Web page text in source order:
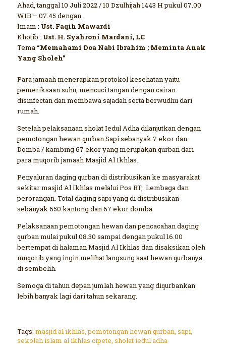
Ahad, tanggal 10 Juli 2022 / 10 Dzulhijah 1443 H pukul 07.00
WIB – 07.45 dengan
Imam : Ust. Faqih Mawardi
Khotib : Ust. H. Syahroni Mardani, LC
Tema “Memahami Doa Nabi Ibrahim ; Meminta Anak
Yang Sholeh”
Para jamaah menerapkan protokol kesehatan yaitu
pemeriksaan suhu, mencuci tangan dengan cairan
disinfectan dan membawa sajadah serta berwudhu dari
rumah.
Setelah pelaksanaan sholat Iedul Adha dilanjutkan dengan
pemotongan hewan qurban Sapi sebanyak 7 ekor dan
Domba / kambing 67 ekor yang merupakan qurban dari
para muqorib jamaah Masjid Al Ikhlas.
Penyaluran daging qurban di distribusikan ke masyarakat
sekitar masjid Al Ikhlas melalui Pos RT, Lembaga dan
perorangan. Total daging sapi yang di distribusikan
sebanyak 650 kantong dan 67 ekor domba.
Pelaksanaan pemotongan hewan dan pencacahan daging
qurban mulai pukul 08.30 sampai dengan pukul 16.00
bertempat di halaman Masjid Al Ikhlas dan disaksikan oleh
muqorib yang ingin melihat langsung saat hewan qurbanya
di sembelih.
Semoga di tahun depan jumlah hewan yang diqurbankan
lebih banyak lagi dari tahun sekarang.
Tags: masjid al ikhlas,pemotongan hewan qurban, sapi,
sekolah islam al ikhlas cipete, sholat iedul adha